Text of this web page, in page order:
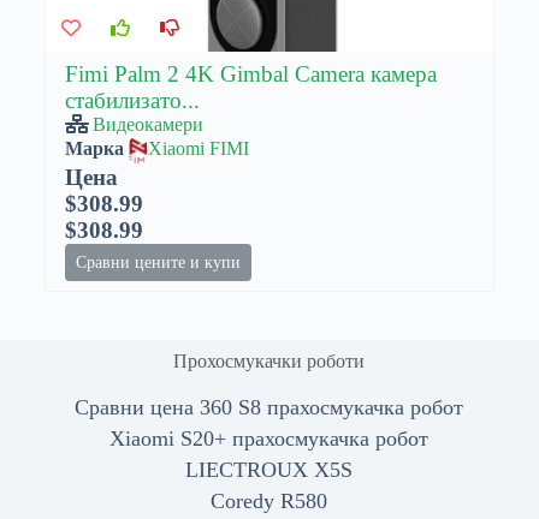
Fimi Palm 2 4K Gimbal Camera камера
стабилизато...
Видеокамери
Марка
Xiaomi FIMI
Цена
$308.99
$308.99
Сравни цените и купи
Прохосмукачки роботи
Сравни цена 360 S8 прахосмукачка робот
Xiaomi S20+ прахосмукачка робот
LIECTROUX X5S
Coredy R580